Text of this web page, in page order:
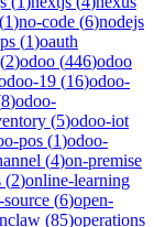
(1)no-code (6)nodejs
(1)oauth
2)odoo (446)odoo
19 (16)odoo-
8)odoo-
(5)odoo-iot
pos (1)odoo-
(4)on-premise
(2)online-learning
source (6)open-
(85)operations